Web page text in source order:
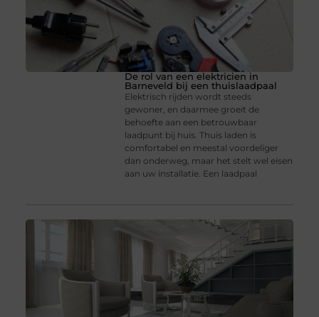
De rol van een elektricien in
Barneveld bij een thuislaadpaal
Elektrisch rijden wordt steeds
gewoner, en daarmee groeit de
behoefte aan een betrouwbaar
laadpunt bij huis. Thuis laden is
comfortabel en meestal voordeliger
dan onderweg, maar het stelt wel eisen
aan uw installatie. Een laadpaal